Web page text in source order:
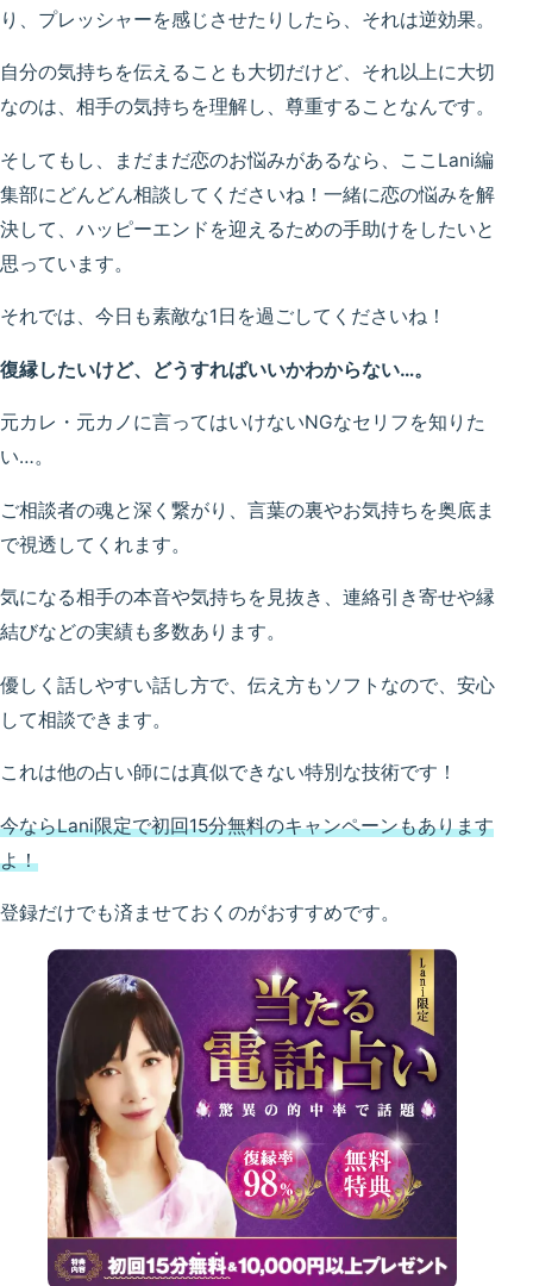
り、プレッシャーを感じさせたりしたら、それは逆効果。
自分の気持ちを伝えることも大切だけど、それ以上に大切
なのは、相手の気持ちを理解し、尊重することなんです。
そしてもし、まだまだ恋のお悩みがあるなら、ここLani編
集部にどんどん相談してくださいね！一緒に恋の悩みを解
決して、ハッピーエンドを迎えるための手助けをしたいと
思っています。
それでは、今日も素敵な1日を過ごしてくださいね！
復縁したいけど、どうすればいいかわからない…。
元カレ・元カノに言ってはいけないNGなセリフを知りた
い…。
ご相談者の魂と深く繋がり、言葉の裏やお気持ちを奥底ま
で視透してくれます。
気になる相手の本音や気持ちを見抜き、連絡引き寄せや縁
結びなどの実績も多数あります。
優しく話しやすい話し方で、伝え方もソフトなので、安心
して相談できます。
これは他の占い師には真似できない特別な技術です！
今ならLani限定で初回15分無料のキャンペーンもあります
よ！
登録だけでも済ませておくのがおすすめです。